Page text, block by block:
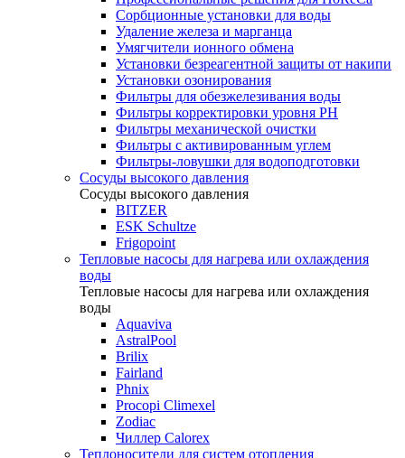
Сорбционные установки для воды
Удаление железа и марганца
Умягчители ионного обмена
Установки безреагентной защиты от накипи
Установки озонирования
Фильтры для обезжелезивания воды
Фильтры корректировки уровня PH
Фильтры механической очистки
Фильтры с активированным углем
Фильтры-ловушки для водоподготовки
Сосуды высокого давления
Сосуды высокого давления
BITZER
ESK Schultze
Frigopoint
Тепловые насосы для нагрева или охлаждения
воды
Тепловые насосы для нагрева или охлаждения
воды
Aquaviva
AstralPool
Brilix
Fairland
Phnix
Procopi Climexel
Zodiac
Чиллер Calorex
Теплоносители для систем отопления